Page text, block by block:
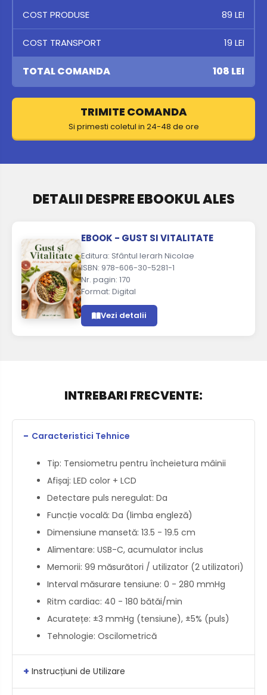
TENSIOMETRU ELECTRONIC X1 40 LEI
EBOOK - GUST SI VITALITATE 49 LEI
LIVRARE CURIER RAPID 19 LEI
COST PRODUSE 89 LEI
COST TRANSPORT 19 LEI
TOTAL COMANDA 108 LEI
TRIMITE COMANDA
Si primesti coletul in 24-48 de ore
DETALII DESPRE EBOOKUL ALES
EBOOK - GUST SI VITALITATE
Editura: Sfântul Ierarh Nicolae
ISBN: 978-606-30-5281-1
Nr. pagin: 170
Format: Digital
Vezi detalii
INTREBARI FRECVENTE:
− Caracteristici Tehnice
Tip: Tensiometru pentru încheietura mâinii
Afișaj: LED color + LCD
Detectare puls neregulat: Da
Funcție vocală: Da (limba engleză)
Dimensiune mansetă: 13.5 - 19.5 cm
Alimentare: USB-C, acumulator inclus
Memorii: 99 măsurători / utilizator (2 utilizatori)
Interval măsurare tensiune: 0 - 280 mmHg
Ritm cardiac: 40 - 180 bătăi/min
Acuratețe: ±3 mmHg (tensiune), ±5% (puls)
Tehnologie: Oscilometrică
+ Instrucțiuni de Utilizare